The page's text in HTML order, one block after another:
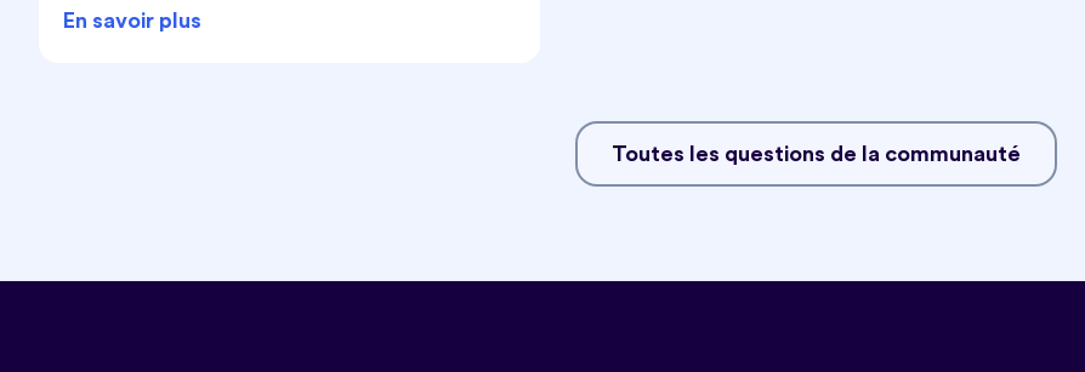
En savoir plus
Toutes les questions de la communauté